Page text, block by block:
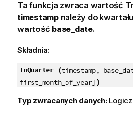
Ta funkcja zwraca wartość
timestampnależy do
wartość base_date.
Składnia:
InQuarter (timestamp,
first_month_of_year] )
Typ zwracanych danych: